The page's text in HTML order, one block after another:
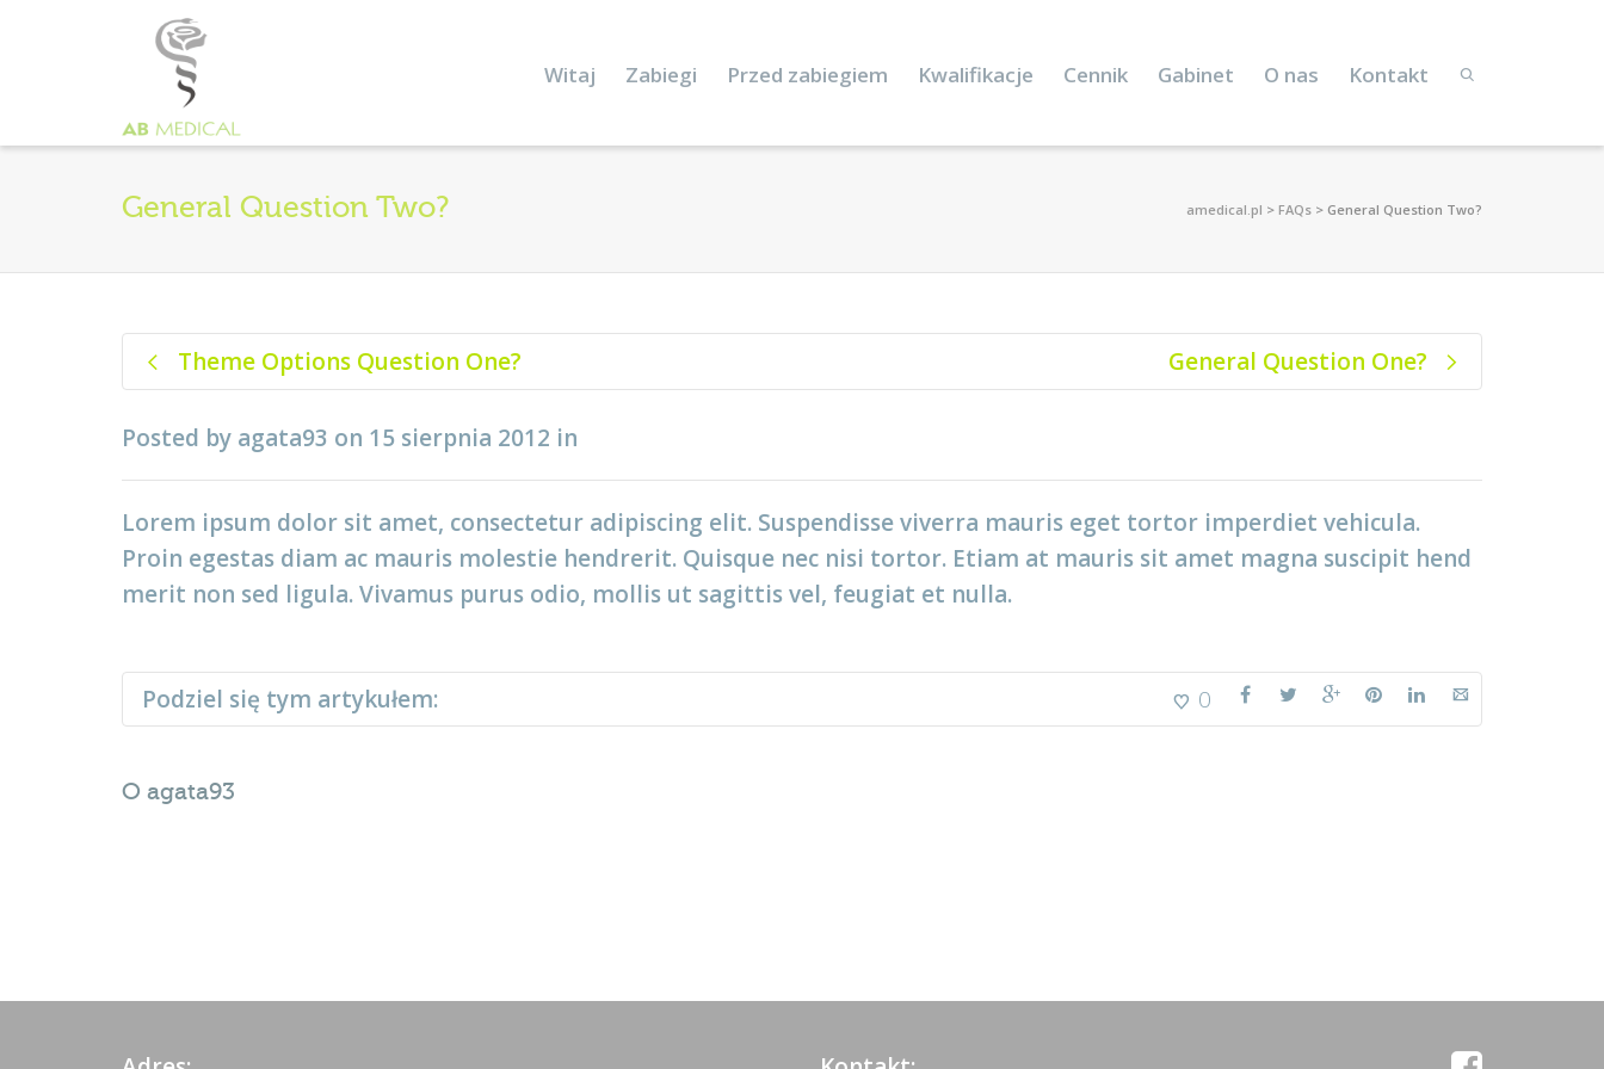
Witaj Zabiegi Przed zabiegiem Kwalifikacje Cennik Gabinet O nas Kontakt
General Question Two? amedical.pl > FAQs > General Question Two?
Theme Options Question One? General Question One?
Posted by agata93 on 15 sierpnia 2012 in
Lorem ipsum dolor sit amet, consectetur adipiscing elit. Suspendisse viverra mauris eget tortor imperdiet vehicula.
Proin egestas diam ac mauris molestie hendrerit. Quisque nec nisi tortor. Etiam at mauris sit amet magna suscipit hend
merit non sed ligula. Vivamus purus odio, mollis ut sagittis vel, feugiat et nulla.
Podziel się tym artykułem: 0
O agata93